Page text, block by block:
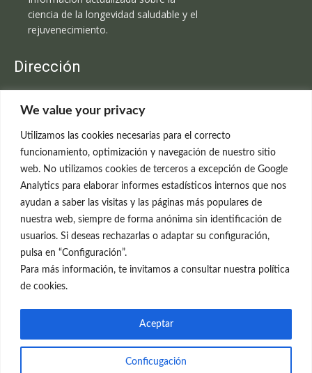
We value your privacy
Utilizamos las cookies necesarias para el correcto
funcionamiento, optimización y navegación de nuestro sitio
web. No utilizamos cookies de terceros a excepción de Google
Analytics para elaborar informes estadísticos internos que nos
ayudan a saber las visitas y las páginas más populares de
nuestra web, siempre de forma anónima sin identificación de
usuarios. Si deseas rechazarlas o adaptar su configuración,
pulsa en “Configuración”.
Para más información, te invitamos a consultar nuestra política
de cookies.
Conficugación
Aceptar
ciencia de la longevidad saludable y el
rejuvenecimiento.
Dirección
C/Claudio Coello, 19 - 1º
699 595 619
rejuvenecimiento@clinicaneleva.com
Información Legal
Política de Privacidad
Política de Cookies